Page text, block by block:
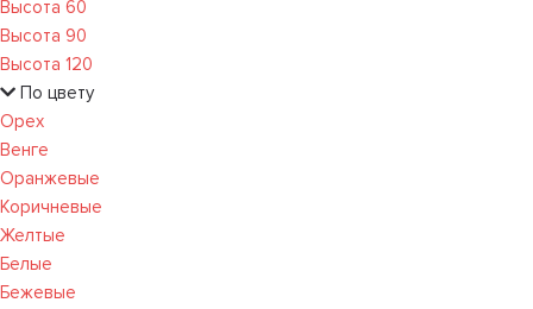
Высота 60
Высота 90
Высота 120
По цвету
Орех
Венге
Оранжевые
Коричневые
Желтые
Белые
Бежевые